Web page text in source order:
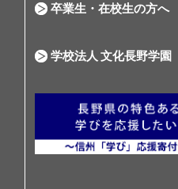
卒業生・在校生の方へ
学校法人 文化長野学園